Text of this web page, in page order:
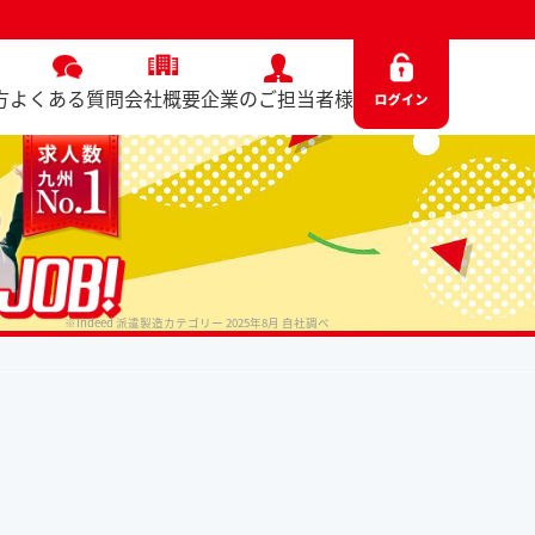
よくある質問会社概要企業のご担当者様
※Indeed 派遣製造カテゴリー 2025年8月 自社調べ